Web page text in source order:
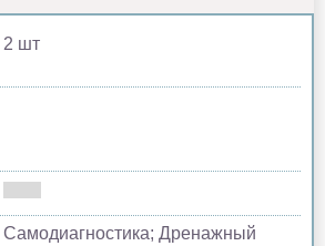
2 шт
Самодиагностика; Дренажный